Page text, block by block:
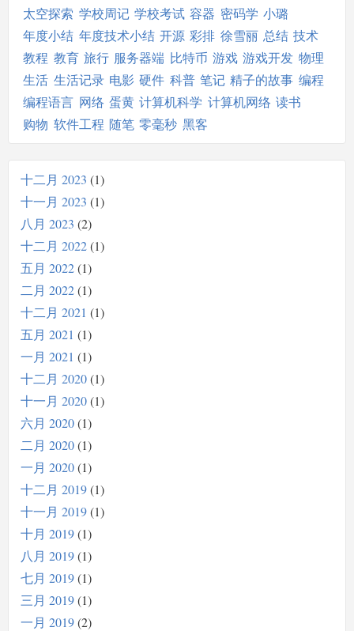
太空探索 学校周记 学校考试 容器 密码学 小璐
年度小结 年度技术小结 开源 彩排 徐雪丽 总结 技术
教程 教育 旅行 服务器端 比特币 游戏 游戏开发 物理
生活 生活记录 电影 硬件 科普 笔记 精子的故事 编程
编程语言 网络 蛋黄 计算机科学 计算机网络 读书
购物 软件工程 随笔 零毫秒 黑客
十二月 2023 1
十一月 2023 1
八月 2023 2
十二月 2022 1
五月 2022 1
二月 2022 1
十二月 2021
1
五月 2021
1
一月 2021
1
十二月 2020 1
十一月 2020 1
六月 2020 1
二月 2020 1
一月 2020 1
十二月 2019 1
十一月 2019 1
十月 2019 1
八月 2019 1
七月 2019 1
三月 2019 1
一月 2019 2